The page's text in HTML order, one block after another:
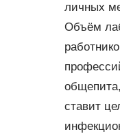
личных
Объём
ставит